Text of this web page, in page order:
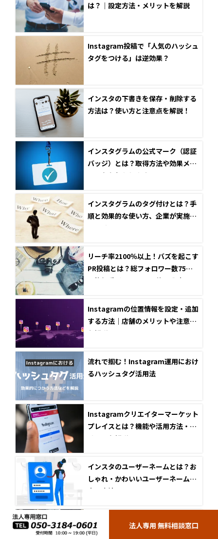
は？｜設定方法・メリットを解説
Instagram投稿で「人気のハッシュ
タグをつける」は逆効果？
インスタの下書きを保存・削除する
方法は？使い方と注意点を解説！
インスタグラムの公式マーク（認証
バッジ）とは？取得方法や効果メリ
ットをお伝えします
インスタグラムのタグ付けとは？手
順と効果的な使い方、企業が実施す
るメリット
リーチ率2100％以上！バズを起こす
PR投稿とは？総フォロワー数75万
の旅行系インフルエンサー登壇セミ
Instagramの位置情報を設定・追加
する方法｜店舗のメリットや注意点
も解説
流れで掴む！Instagram運用におけ
るハッシュタグ活用法
Instagramクリエイターマーケット
プレイスとは？機能や活用方法・メ
リットを解説！
インスタのユーザーネームとは？お
しゃれ・かわいいユーザーネームの
変更方法
イアップ投稿タグについて詳しく解
法人専用 無料相談窓口